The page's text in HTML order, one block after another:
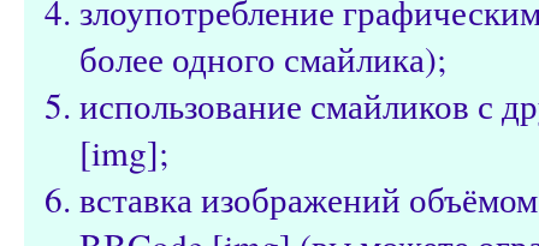
злоупотребление
более одного смайлика);
использование смайликов с
[img];
вставка изображений